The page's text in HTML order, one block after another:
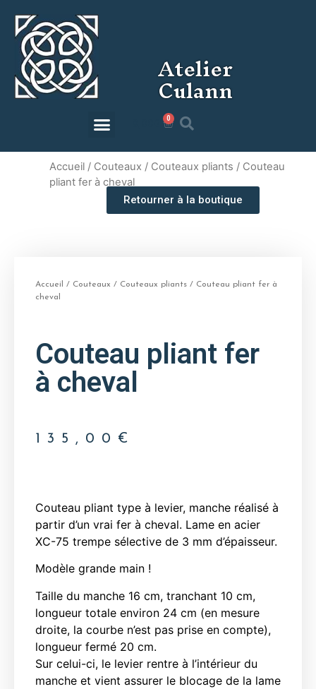
Atelier
Culann
0
Accueil / Couteaux / Couteaux pliants / Couteau
pliant fer à cheval
Retourner à la boutique
Accueil / Couteaux / Couteaux pliants / Couteau pliant fer à
cheval
Couteau pliant fer
à cheval
135,00 €
Couteau pliant type à levier, manche réalisé à
partir d’un vrai fer à cheval. Lame en acier
XC-75 trempe sélective de 3 mm d’épaisseur.
Modèle grande main !
Taille du manche 16 cm, tranchant 10 cm,
longueur totale environ 24 cm (en mesure
droite, la courbe n’est pas prise en compte),
longueur fermé 20 cm.
Sur celui-ci, le levier rentre à l’intérieur du
manche et vient assurer le blocage de la lame